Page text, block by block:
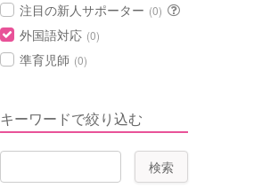
注目の新人サポーター (0)
外国語対応 (0)
準育児師 (0)
キーワードで絞り込む